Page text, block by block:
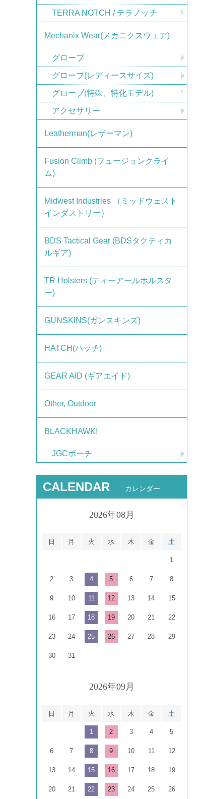
TERRA NOTCH / テラノッチ
Mechanix Wear(メカニクスウェア)
グローブ
グローブ(レディースサイズ)
グローブ(特殊、特化モデル)
アクセサリー
Leatherman(レザーマン)
Fusion Climb (フュージョンクライ
ム)
Midwest Industries （ミッドウェスト
インダストリー）
BDS Tactical Gear (BDSタクティカ
ルギア)
TR Holsters (ティーアールホルスタ
ー)
GUNSKINS(ガンスキンズ)
HATCH(ハッチ)
GEAR AID (ギアエイド)
Other, Outdoor
BLACKHAWK!
JGCポーチ
CALENDAR カレンダー
2026年08月
日 月 火 水 木 金 土
1
2 3 4 5 6 7 8
9 10 11 12 13 14 15
16 17 18 19 20 21 22
23 24 25 26 27 28 29
30 31
2026年09月
日 月 火 水 木 金 土
1 2 3 4 5
6 7 8 9 10 11 12
13 14 15 16 17 18 19
20 21 22 23 24 25 26